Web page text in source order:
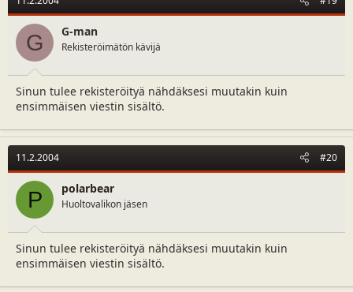
G G-man
Rekisteröimätön kävijä
Sinun tulee rekisteröityä nähdäksesi muutakin kuin
ensimmäisen viestin sisältö.
11.2.2004 #20
P polarbear
Huoltovalikon jäsen
Sinun tulee rekisteröityä nähdäksesi muutakin kuin
ensimmäisen viestin sisältö.